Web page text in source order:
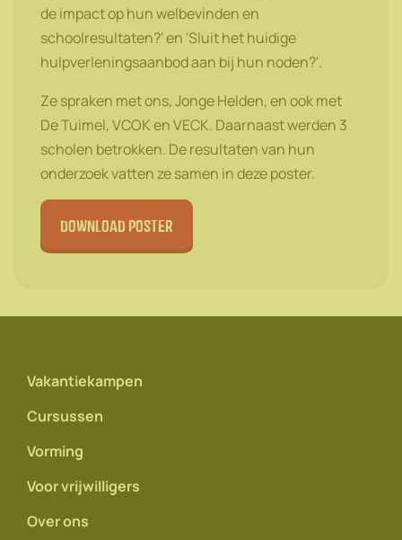
de impact op hun welbevinden en
schoolresultaten?' en 'Sluit het huidige
hulpverleningsaanbod aan bij hun noden?'.
Ze spraken met ons, Jonge Helden, en ook met
De Tuimel, VCOK en VECK. Daarnaast werden 3
scholen betrokken. De resultaten van hun
onderzoek vatten ze samen in deze poster.
download poster
Vakantiekampen
Cursussen
Vorming
Voor vrijwilligers
Over ons